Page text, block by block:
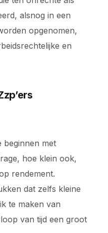
alsnog in een
opgenomen,
en
beginnen met
hoe klein ook,
rendement.
dat zelfs kleine
te maken van
van tijd een groot